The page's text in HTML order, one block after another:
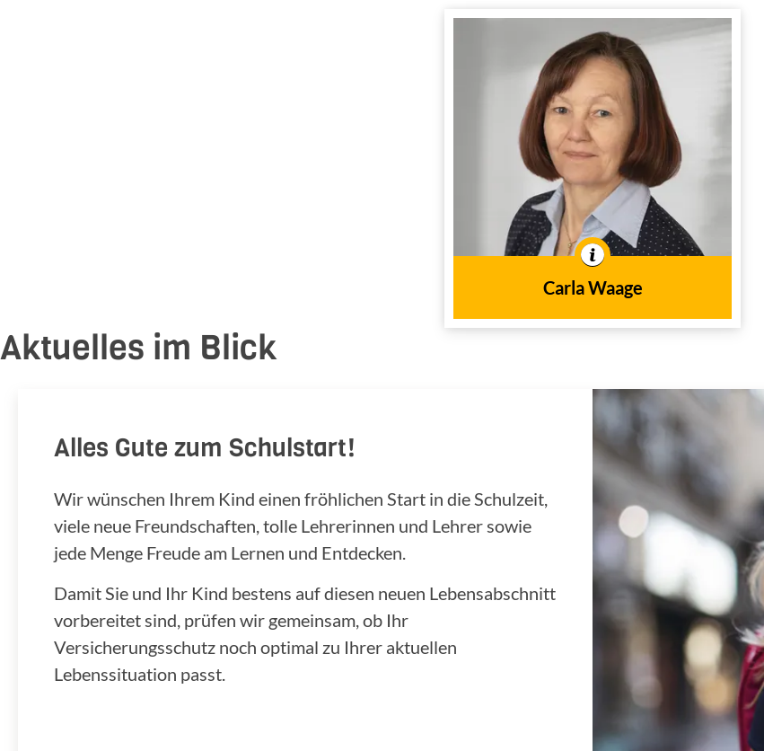
Carla Waage
Carla Waage
Tätig im
Innendienst
In der Branche tätig seit
dem Jahr
1992
Aktuelles im Blick
Alles Gute zum Schulstart!
Wir wünschen Ihrem Kind einen fröhlichen Start in die Schulzeit,
viele neue Freundschaften, tolle Lehrerinnen und Lehrer sowie
jede Menge Freude am Lernen und Entdecken.
Damit Sie und Ihr Kind bestens auf diesen neuen Lebensabschnitt
vorbereitet sind, prüfen wir gemeinsam, ob Ihr
Versicherungsschutz noch optimal zu Ihrer aktuellen
Lebenssituation passt.